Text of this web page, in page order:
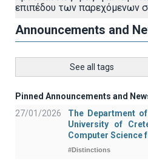
επιπέδου των παρεχόμενων
Announcements and
See all tags
Pinned Announcements and
27/01/2026
The Department
University of
Computer Science
#Distinctions